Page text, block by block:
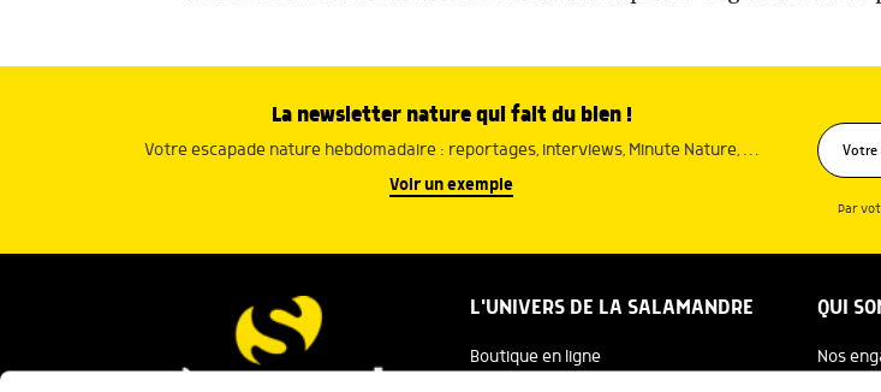
La newsletter nature qui fait du bien !
Votre escapade nature hebdomadaire : reportages, interviews, Minute Nature, …
Voir un exemple
Par
L'UNIVERS DE LA SALAMANDRE
Boutique en ligne
QUI
Nos